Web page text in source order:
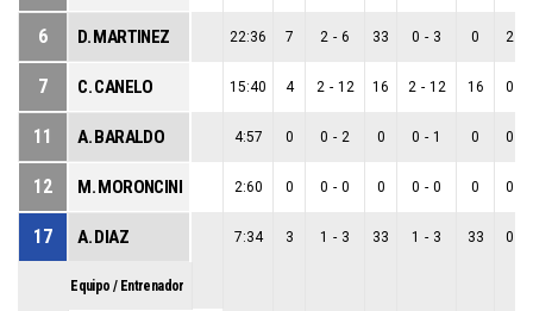
6 D. MARTINEZ 22:36 7 2 - 6 33 0 - 3 0 2
7 C. CANELO 15:40 4 2 - 12 16 2 - 12 16 0
11 A. BARALDO 4:57 0 0 - 2 0 0 - 1 0 0
12 M. MORONCINI 2:60 0 0 - 0 0 0 - 0 0 0
17 A. DIAZ 7:34 3 1 - 3 33 1 - 3 33 0
Equipo / Entrenador